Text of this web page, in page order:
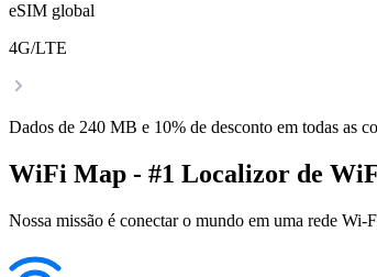
eSIM global
4G/LTE
Dados de 240 MB e 10% de desconto em todas as
WiFi Map - #1 Localizor de
Nossa missão é conectar o mundo em uma rede